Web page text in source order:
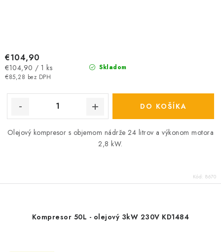
Skladom
€85,28 bez DPH
€104,90
Jednotková
cena:
€104,90 / 1 ks
DO KOŠÍKA
Olejový kompresor s objemom nádrže 24 litrov a výkonom motora
2,8 kW.
Kód: 8670
Kompresor 50L - olejový 3kW 230V KD1484